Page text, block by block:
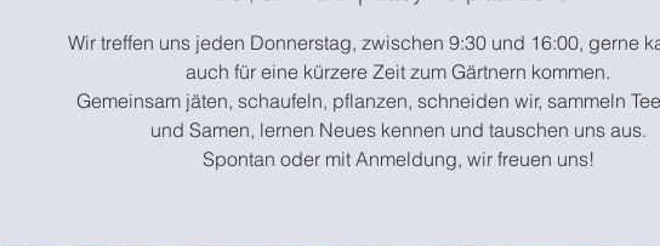
Wir treffen uns jeden Donnerstag, zwischen 9:30 und 16:00, gerne
auch für eine kürzere Zeit zum Gärtnern kommen.
Gemeinsam jäten, schaufeln, pflanzen, schneiden wir, sammeln
und Samen, lernen Neues kennen und tauschen uns aus.